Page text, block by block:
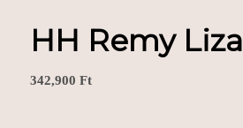
HH Remy Liza
342,900 Ft